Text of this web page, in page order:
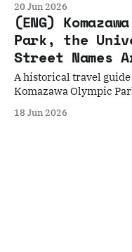
Juegos Olímpicos de
tiempo bajo este oasis
20 Jun 2026
(ENG)
Park, the
Street
A historical travel
Komazawa Olympic
wartime history—and
18 Jun 2026